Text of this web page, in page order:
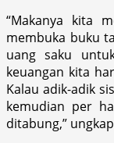
“Makanya kita
membuka buku
uang saku
keuangan kita
Kalau adik-adik
kemudian per
ditabung,”